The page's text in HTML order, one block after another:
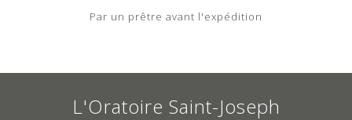
Par un prêtre avant l'expédition
L'Oratoire Saint-Joseph